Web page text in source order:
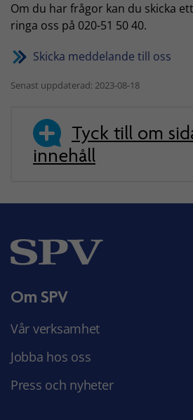
Om du har frågor kan du skicka
ringa oss på 020-51 50 40.
Skicka meddelande till oss
Senast uppdaterad: 2023-08-18
Tyck till om
innehåll
Om SPV
Vår verksamhet
Jobba hos oss
Press och nyheter